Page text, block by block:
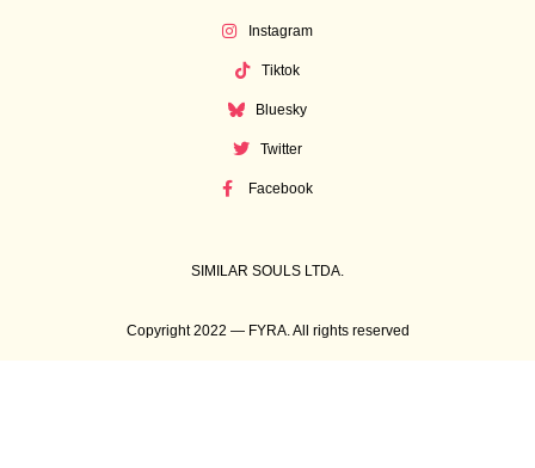
Instagram
Tiktok
Bluesky
Twitter
Facebook
SIMILAR SOULS LTDA.
Copyright 2022 — FYRA. All rights reserved